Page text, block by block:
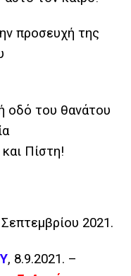
προσευχή της
οδό του θανάτου
Πίστη!
2021.
, 8.9.2021. –